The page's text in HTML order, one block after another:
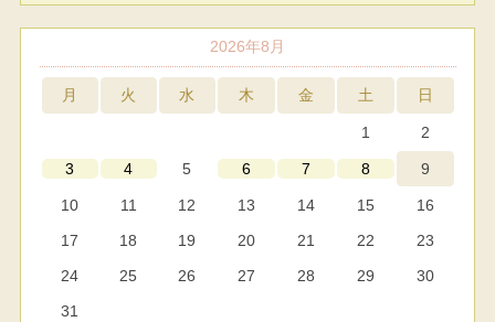
2026年8月
月 火 水 木 金 土 日
1 2
3 4 5 6 7 8 9
10 11 12 13 14 15
16
17
18 19 20 21 22
23
24
25 26 27 28 29
30
31